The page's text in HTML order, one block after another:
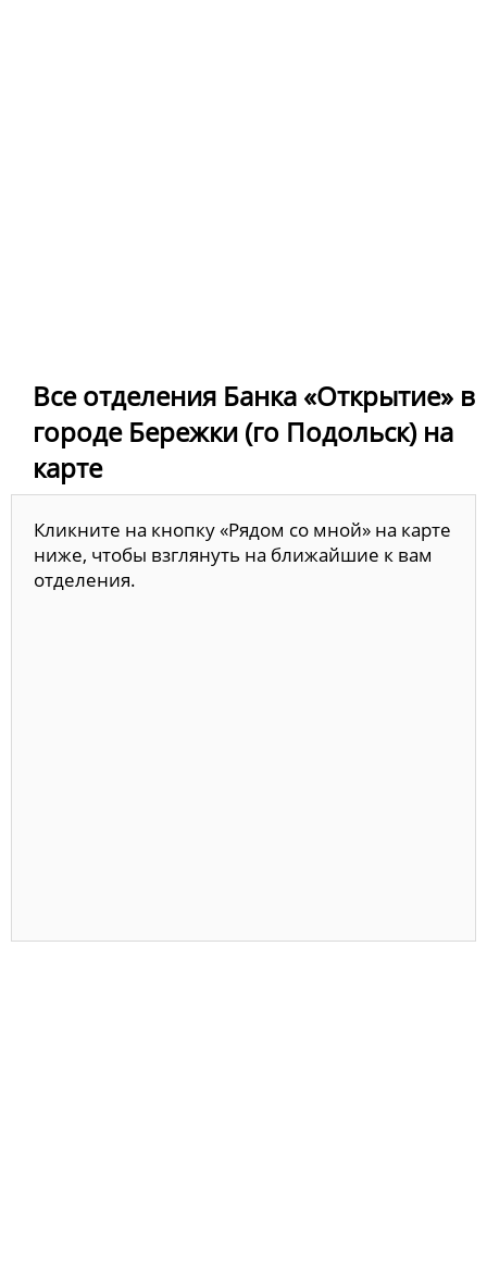
Все отделения Банка «Открытие» в
городе Бережки (го Подольск) на
карте
Кликните на кнопку «Рядом со мной» на карте
ниже, чтобы взглянуть на ближайшие к вам
отделения.